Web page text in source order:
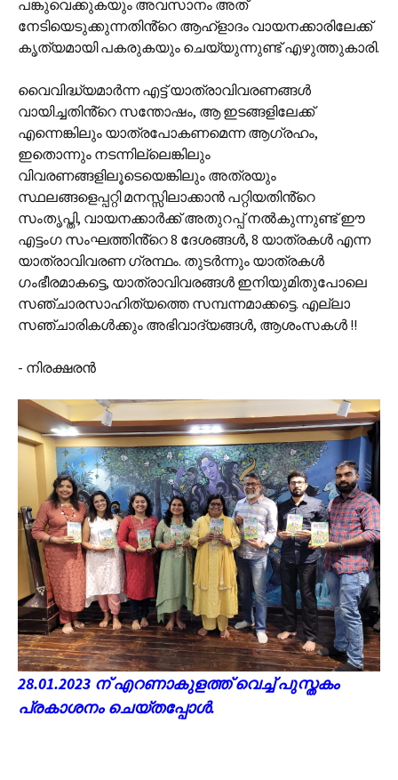
പങ്കുവെക്കുകയും അവസാനം അത്
നേടിയെടുക്കുന്നതിൻ്റെ ആഹ്ളാദം വായനക്കാരിലേക്ക്
കൃത്യമായി പകരുകയും ചെയ്യുന്നുണ്ട് എഴുത്തുകാരി.
വൈവിദ്ധ്യമാർന്ന എട്ട് യാത്രാവിവരണങ്ങൾ
വായിച്ചതിൻ്റെ സന്തോഷം, ആ ഇടങ്ങളിലേക്ക്
എന്നെങ്കിലും യാത്രപോകണമെന്ന ആഗ്രഹം,
ഇതൊന്നും നടന്നില്ലെങ്കിലും
വിവരണങ്ങളിലൂടെയെങ്കിലും അത്രയും
സ്ഥലങ്ങളെപ്പറ്റി മനസ്സിലാക്കാൻ പറ്റിയതിൻ്റെ
സംതൃപ്തി, വായനക്കാർക്ക് അതുറപ്പ് നൽകുന്നുണ്ട് ഈ
എട്ടംഗ സംഘത്തിൻ്റെ 8 ദേശങ്ങൾ, 8 യാത്രകൾ എന്ന
യാത്രാവിവരണ ഗ്രന്ഥം. തുടർന്നും യാത്രകൾ
ഗംഭീരമാകട്ടെ, യാത്രാവിവരങ്ങൾ ഇനിയുമിതുപോലെ
സഞ്ചാരസാഹിത്യത്തെ സമ്പന്നമാക്കട്ടെ. എല്ലാ
സഞ്ചാരികൾക്കും അഭിവാദ്യങ്ങൾ, ആശംസകൾ !!
- നിരക്ഷരൻ
28.01.2023 ന് എറണാകുളത്ത് വെച്ച് പുസ്തകം
പ്രകാശനം ചെയ്തപ്പോൾ.